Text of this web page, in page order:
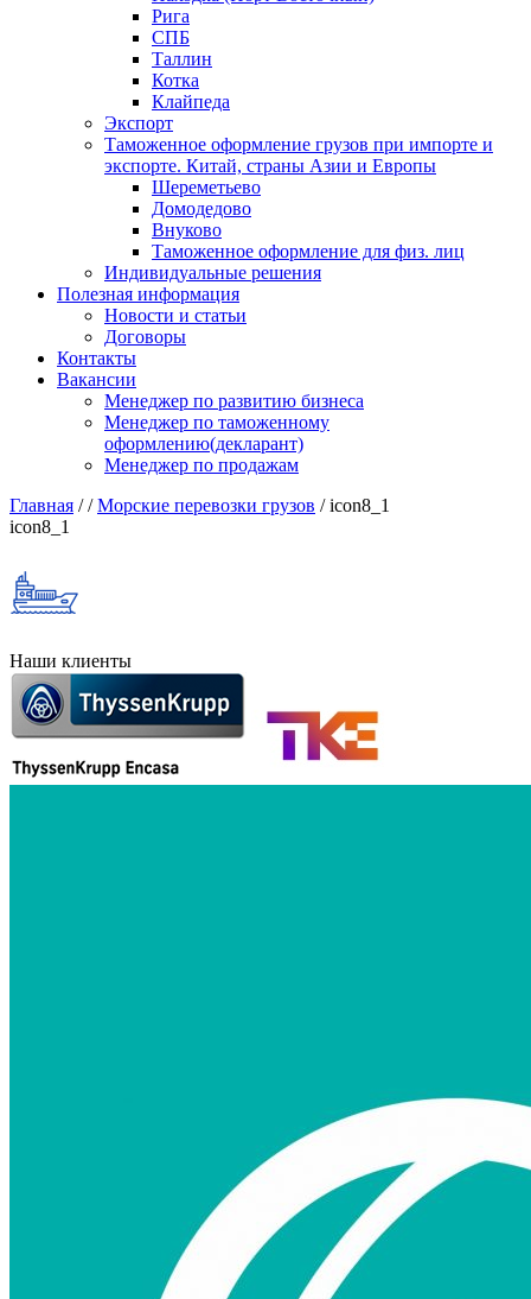
Рига
СПБ
Таллин
Котка
Клайпеда
Экспорт
Таможенное оформление грузов при импорте и
экспорте. Китай, страны Азии и Европы
Шереметьево
Домодедово
Внуково
Таможенное оформление для физ. лиц
Индивидуальные решения
Полезная информация
Новости и статьи
Договоры
Контакты
Вакансии
Менеджер по развитию бизнеса
Менеджер по таможенному
оформлению(декларант)
Менеджер по продажам
Главная //Морские перевозки грузов /icon8_1
icon8_1
Наши клиенты